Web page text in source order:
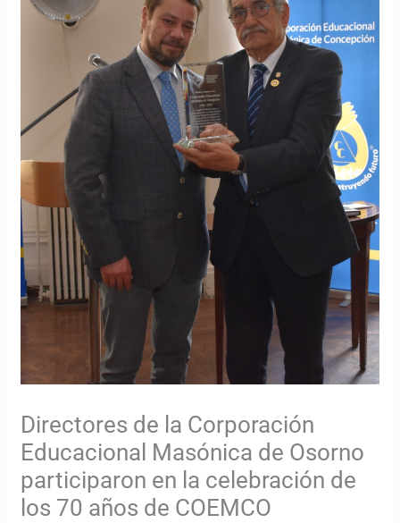
Directores de la Corporación
Educacional Masónica de Osorno
participaron en la celebración de
los 70 años de COEMCO